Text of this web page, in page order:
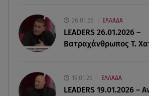
Τροχαίο Σέρρες: «Έχασα τη σύζυγο
μου. Τα έχασα όλα»
26.01.26 ΕΛΛΑΔΑ
LEADERS 26.01.2026 –
Βατραχάνθρωπος Τ.
19.01.26 ΕΛΛΑΔΑ
LEADERS 19.01.2026 –